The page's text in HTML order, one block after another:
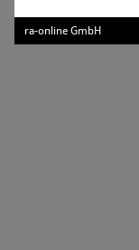
ra-online GmbH